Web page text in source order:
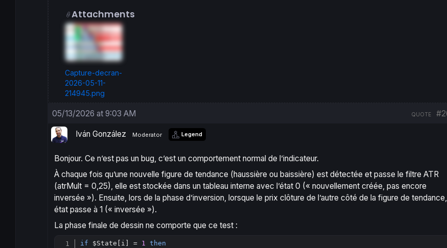
Attachments
Capture-decran-
2026-05-11-
214945.png
05/13/2026 at 9:03 AM QUOTE
Iván González Moderator Legend
Bonjour. Ce n’est pas un bug, c’est un comportement normal de l’indicateur.
À chaque fois qu’une nouvelle figure de tendance (haussière ou baissière) est détectée et passe le filtre ATR
(atrMult = 0,25), elle est stockée dans un tableau interne avec l’état 0 (« nouvellement créée, pas encore
inversée »). Ensuite, lors de la phase d’inversion, lorsque le prix clôture de l’autre côté de la figure de
état passe à 1 (« inversée »).
La phase finale de dessin ne comporte que ce test :
if $State [ i] = 1
then